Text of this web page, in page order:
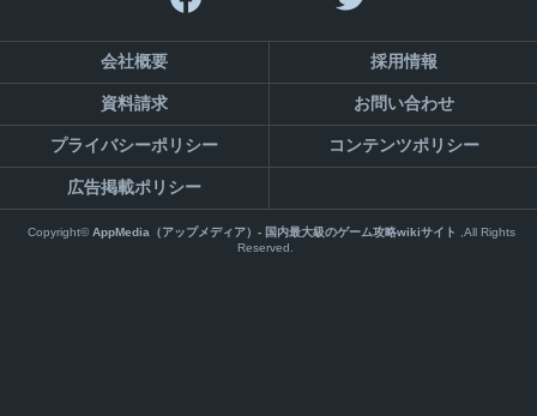
会社概要 採用情報
資料請求 お問い合わせ
プライバシーポリシー コンテンツポリシー
広告掲載ポリシー
Copyright©AppMedia（アップメディア）- 国内最大級のゲーム攻略wikiサイト
,All Rights
Reserved.